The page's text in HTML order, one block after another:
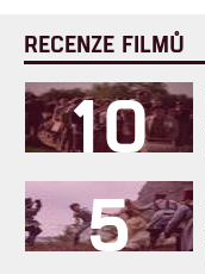
RECENZE FILMŮ
10
5